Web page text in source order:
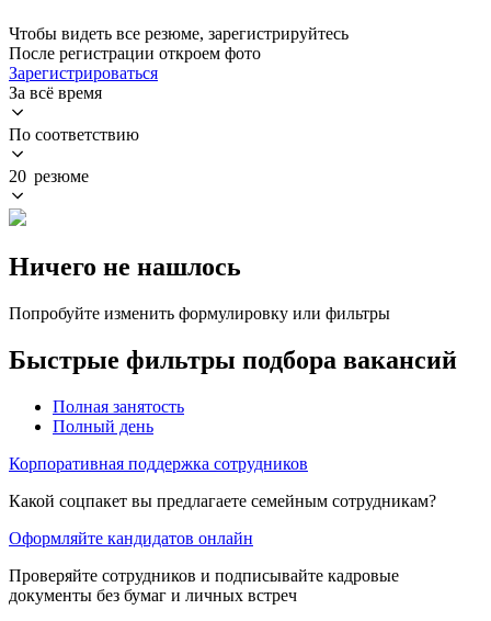
Чтобы видеть все резюме, зарегистрируйтесь
После регистрации откроем фото
Зарегистрироваться
За всё время
По соответствию
20 резюме
Ничего не нашлось
Попробуйте изменить формулировку или фильтры
Быстрые фильтры подбора вакансий
Полная занятость
Полный день
Корпоративная поддержка сотрудников
Какой соцпакет вы предлагаете семейным сотрудникам?
Оформляйте кандидатов онлайн
Проверяйте сотрудников и подписывайте кадровые
документы без бумаг и личных встреч